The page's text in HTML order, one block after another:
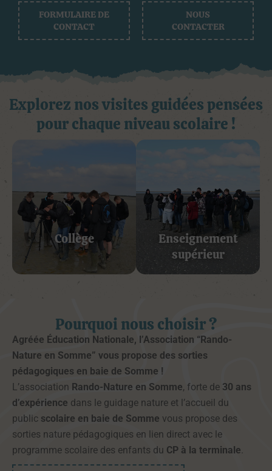
FORMULAIRE DE
CONTACT
NOUS
CONTACTER
Explorez nos visites guidées pensées
pour chaque niveau scolaire !
Collège
Enseignement
supérieur
Pourquoi nous choisir ?
Agréée Éducation Nationale, l’Association “Rando-
Nature en Somme” vous propose des sorties
pédagogiques en baie de Somme !
L’association Rando-Nature en Somme, forte de 30 ans
d’expérience dans le guidage nature et l’accueil du
public scolaire en baie de Somme vous propose des
sorties nature pédagogiques en lien direct avec le
programme scolaire des enfants du CP à la terminale.